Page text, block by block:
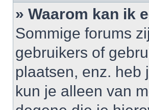
» Waarom kan ik
Sommige forums
gebruikers of
plaatsen, enz. heb
kun je alleen van